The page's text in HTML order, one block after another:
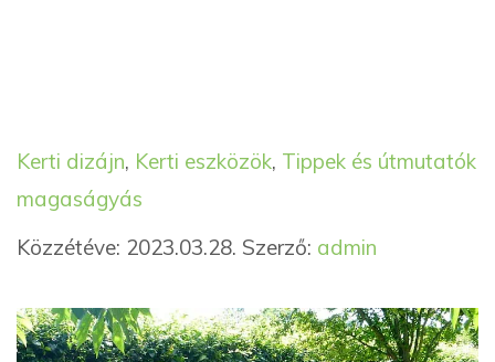
Kategória
Kerti dizájn, Kerti eszközök, Tippek és útmutatók
Címkék
magaságyás
Közzétéve: 2023.03.28. Szerző: admin